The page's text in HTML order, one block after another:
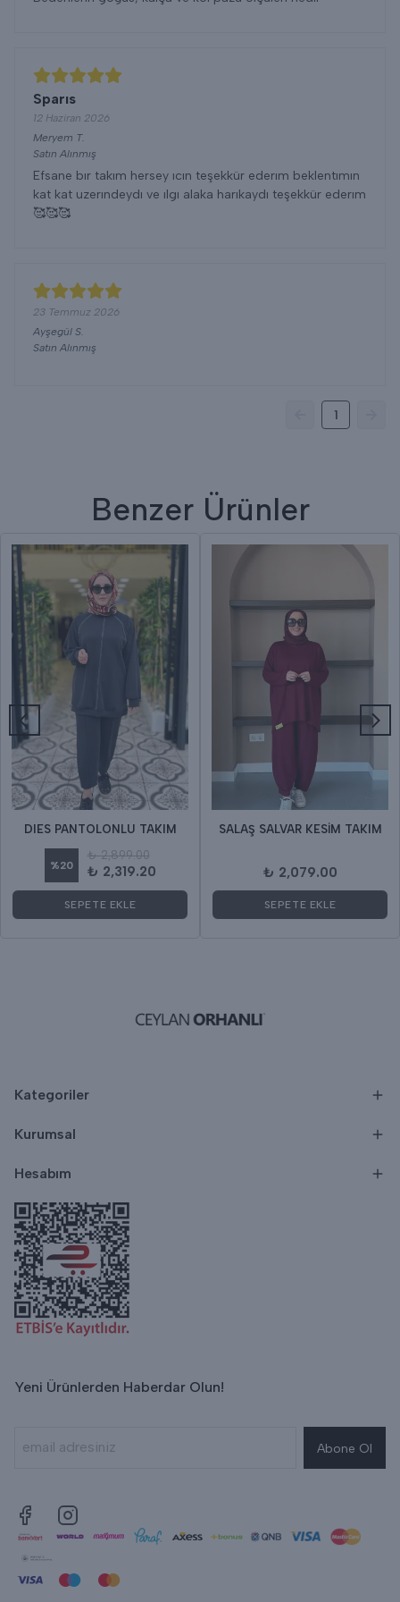
Sparıs
12 Haziran 2026
Meryem T.
Satın Alınmış
Efsane bır takım hersey ıcın teşekkür ederım beklentımın
kat kat uzerındeydı ve ılgı alaka harıkaydı teşekkür ederım
🥰🥰🥰
23 Temmuz 2026
Ayşegül S.
Satın Alınmış
1
Benzer Ürünler
DIES PANTOLONLU TAKIM
%20
₺ 2,899.00
₺ 2,319.20
SEPETE EKLE
SALAŞ SALVAR KESİM TAKIM
₺ 2,079.00
SEPETE EKLE
Kategoriler
Kurumsal
Hesabım
Yeni Ürünlerden Haberdar Olun!
Abone Ol